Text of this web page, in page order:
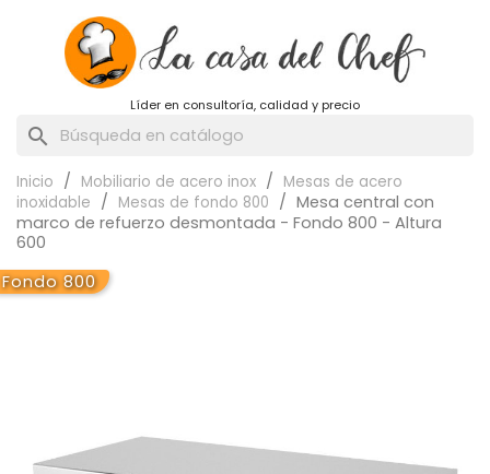
Líder en consultoría, calidad y precio
search
Inicio Mobiliario de acero inox
Mesas de acero
inoxidable
Mesas de fondo 800
Mesa central con
marco de refuerzo desmontada - Fondo 800 - Altura
600
Fondo 800